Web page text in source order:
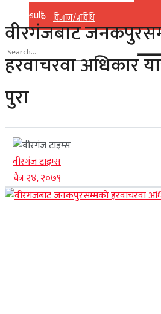
विज्ञान/प्राविधि
No Result
View All Result
No Result
View All Result
वीरगंजबाट
हरवाचरवा अधिकार
पुरा
वीरगंज टाइम्स
चैत्र २४, २०७९